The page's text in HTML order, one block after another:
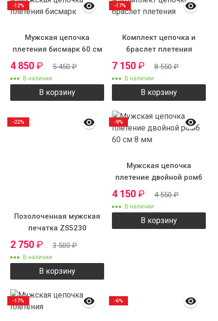
Мужская цепочка
плетения бисмарк 60 см
4 850 ₽ 5 450₽
В наличии
В корзину
-12%
Комплект цепочка и
браслет плетения
"бисмарк" 9 мм с
7 150 ₽ 8 550₽
В наличии
В корзину
-17%
Позолоченная мужская
печатка ZS5230
2 750 ₽ 3 500₽
В наличии
В корзину
-22%
Мужская цепочка
плетение двойной ромб
60 см 8 мм
4 150 ₽ 4 550₽
В наличии
В корзину
-9%
-17% -6%